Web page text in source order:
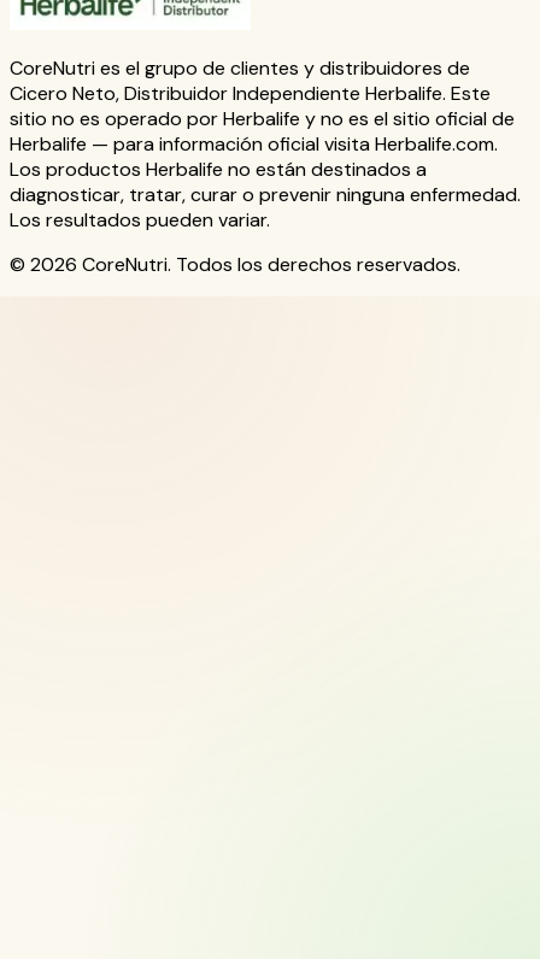
CoreNutri es el grupo de clientes y distribuidores de
Cicero Neto, Distribuidor Independiente Herbalife. Este
sitio no es operado por Herbalife y no es el sitio oficial de
Herbalife — para información oficial visita Herbalife.com.
Los productos Herbalife no están destinados a
diagnosticar, tratar, curar o prevenir ninguna enfermedad.
Los resultados pueden variar.
© 2026 CoreNutri. Todos los derechos reservados.